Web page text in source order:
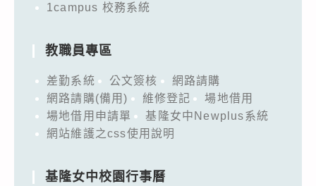
1campus 校務系統
教職員專區
差勤系統 公文簽核
網路請購
網路請購(備用)
維修登記
場地借用
場地借用申請單
基隆女中Newplus系統
網站維護之css使用說明
基隆女中校園行事曆